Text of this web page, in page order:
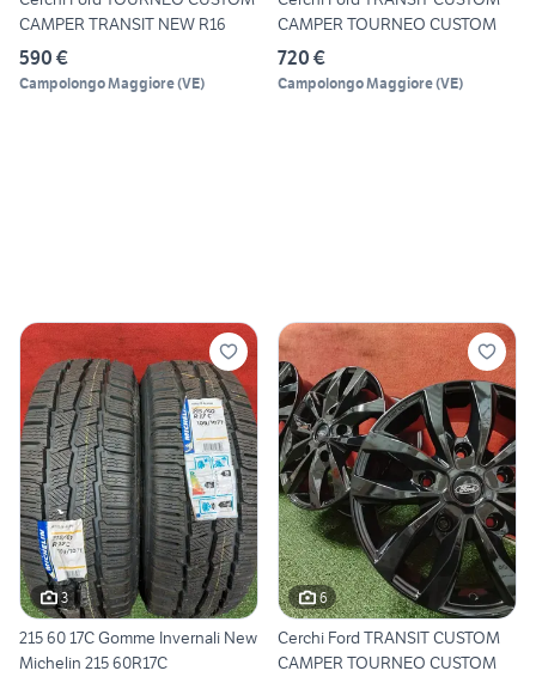
CAMPER TRANSIT NEW R16
590 €
Campolongo Maggiore(VE)
CAMPER TOURNEO CUSTOM
720 €
Campolongo Maggiore(VE)
3
215 60 17C Gomme Invernali New
Michelin 215 60R17C
6
Cerchi Ford TRANSIT CUSTOM
CAMPER TOURNEO CUSTOM